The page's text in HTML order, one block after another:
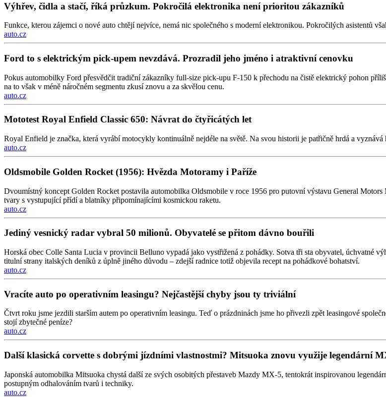
Výhřev, čidla a stačí, říká průzkum. Pokročilá elektronika není prioritou zákazníků
Funkce, kterou zájemci o nové auto chtějí nejvíce, nemá nic společného s moderní elektronikou. Pokročilých asistentů
auto.cz
Ford to s elektrickým pick-upem nevzdává. Prozradil jeho jméno i atraktivní cenovku
Pokus automobilky Ford přesvědčit tradiční zákazníky full-size pick-upu F-150 k přechodu na čistě elektrický pohon
na to však v méně náročném segmentu zkusí znovu a za skvělou cenu.
auto.cz
Mototest Royal Enfield Classic 650: Návrat do čtyřicátých let
Royal Enfield je značka, která vyrábí motocykly kontinuálně nejdéle na světě. Na svou historii je patřičně hrdá a
auto.cz
Oldsmobile Golden Rocket (1956): Hvězda Motoramy i Paříže
Dvoumístný koncept Golden Rocket postavila automobilka Oldsmobile v roce 1956 pro putovní výstavu General
tvary s vystupující přídí a blatníky připomínajícími kosmickou raketu.
auto.cz
Jediný vesnický radar vybral 50 milionů. Obyvatelé se přitom dávno bouřili
Horská obec Colle Santa Lucia v provincii Belluno vypadá jako vystřižená z pohádky. Sotva tři sta obyvatel, úchvatné
titulní strany italských deníků z úplně jiného důvodu – zdejší radnice totiž objevila recept na pohádkové bohatství.
auto.cz
Vracíte auto po operativním leasingu? Nejčastější chyby jsou ty triviální
Čtvrt roku jsme jezdili starším autem po operativním leasingu. Teď o prázdninách jsme ho přivezli zpět leasingové
stojí zbytečné peníze?
auto.cz
Další klasická corvette s dobrými jízdními vlastnostmi? Mitsuoka znovu využije legendární
Japonská automobilka Mitsuoka chystá další ze svých osobitých přestaveb Mazdy MX-5, tentokrát inspirovanou
postupným odhalováním tvarů i techniky.
auto.cz